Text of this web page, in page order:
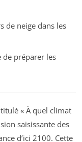
de neige dans les
de préparer les
« À quel climat
saisissante des
d’ici 2100. Cette